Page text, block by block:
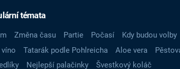
témata
Změna času Partie Počasí Kdy budou volby
víno Tatarák podle Pohlreicha Aloe vera
Nejlepší palačinky Švestkový koláč